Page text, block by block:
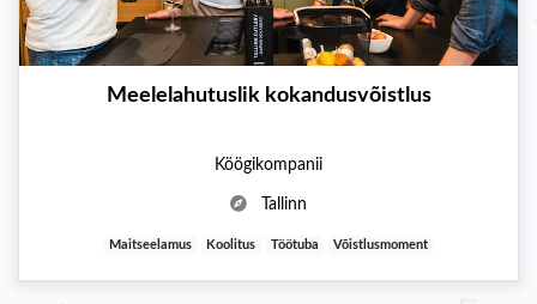
Meelelahutuslik kokandusvõistlus
Köögikompanii
Tallinn
Maitseelamus Koolitus Töötuba Võistlusmoment